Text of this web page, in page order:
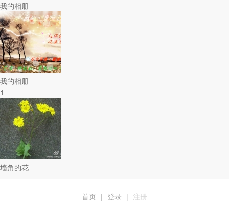
我的相册
我的相册
1
墙角的花
首页 | 登录 | 注册